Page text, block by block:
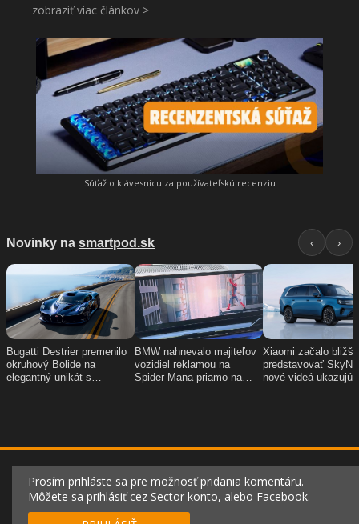
zobraziť viac článkov >
Súťaž o klávesnicu za používateľskú recenziu
Prosím prihláste sa pre možnosť pridania komentáru.
Môžete sa prihlásiť cez Sector konto, alebo Facebook.